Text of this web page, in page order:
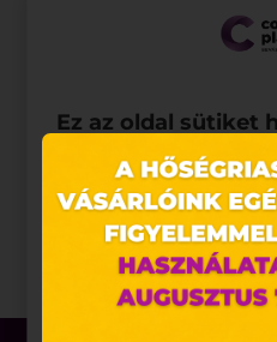
Törzsvásárlói rendszer
Egyéb információk
Ez az oldal sütiket
Weboldalunkon „cookie"-
alkalmazunk. Ezek olyan
tárolnak webes
hozzájárulása szükséges.
A „sütiket" az elektronikus